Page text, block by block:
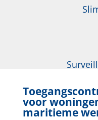
voor
maritieme